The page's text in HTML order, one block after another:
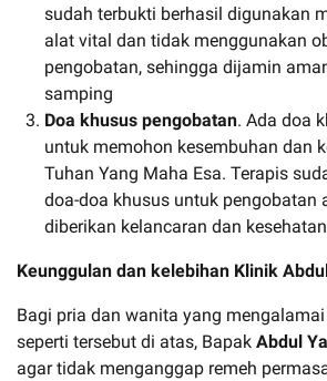
sudah terbukti berhasil digunakan
alat vital dan tidak menggunakan
pengobatan, sehingga dijamin
samping
Doa khusus pengobatan. Ada doa
untuk memohon kesembuhan dan
Tuhan Yang Maha Esa. Terapis
doa-doa khusus untuk pengobatan
diberikan kelancaran dan
Keunggulan dan kelebihan Klinik
Bagi pria dan wanita yang
seperti tersebut di atas, Bapak Abdul
agar tidak menganggap remeh